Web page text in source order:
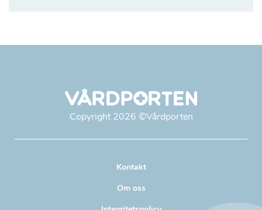
Copyright 2026 ©Vårdporten
Kontakt
Om oss